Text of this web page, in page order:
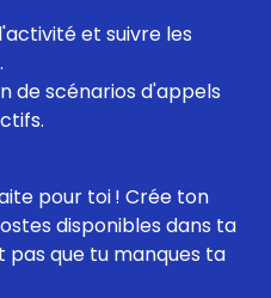
et suivre les
de scénarios d'appels
pour toi ! Crée ton
disponibles dans ta
pas que tu manques ta